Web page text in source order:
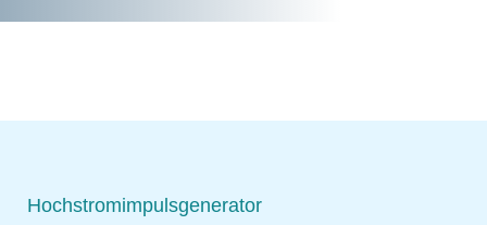
Hochstromimpulsgenerator